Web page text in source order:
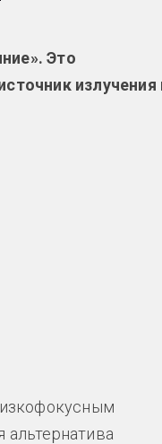
Это
излучения
альтернатива